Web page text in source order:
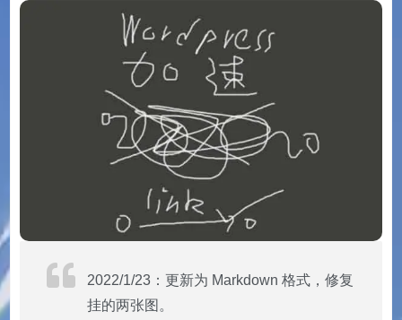
2022/1/23：更新为 Markdown 格式，修复
挂的两张图。